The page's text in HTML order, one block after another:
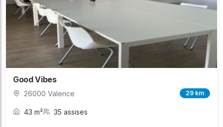
Good Vibes
26000 Valence 29 km
43 m² 35 assises